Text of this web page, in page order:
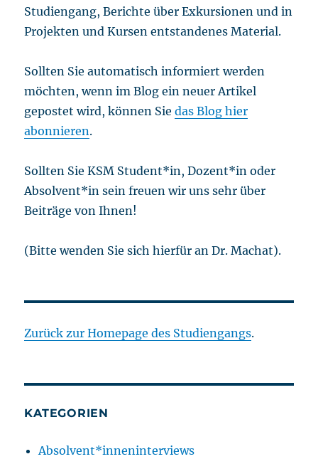
Studiengang, Berichte über Exkursionen und in
Projekten und Kursen entstandenes Material.
Sollten Sie automatisch informiert werden
möchten, wenn im Blog ein neuer Artikel
gepostet wird, können Siedas Blog hier
abonnieren.
Sollten Sie KSM Student*in, Dozent*in oder
Absolvent*in sein freuen wir uns sehr über
Beiträge von Ihnen!
(Bitte wenden Sie sich hierfür an Dr. Machat).
Zurück zur Homepage des Studiengangs.
KATEGORIEN
Absolvent*inneninterviews